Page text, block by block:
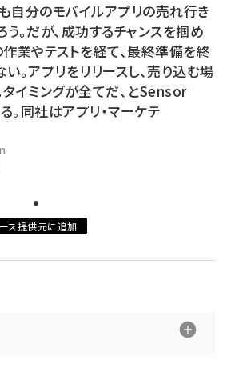
り旅する晴山佳須夫のヒント集！ (2060)
自分のモバイルアプリの売れ行き
。だが、成功するチャンスを掴め
業やテストを経て、最終準備を終
。アプリをリリースし、売り込む場
イミングが全てだ、とSensor
同社はアプリ・マーケテ
ス提供元に追加